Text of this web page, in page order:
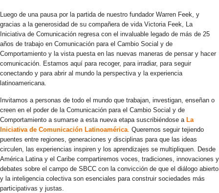
Luego de una pausa por la partida de nuestro fundador Warren Feek, y
gracias a la generosidad de su compañera de vida Victoria Feek, La
Iniciativa de Comunicación regresa con el invaluable legado de más de 25
años de trabajo en Comunicación para el Cambio Social y de
Comportamiento y la vista puesta en las nuevas maneras de pensar y hacer
comunicación. Estamos aquí para recoger, para irradiar, para seguir
conectando y para abrir al mundo la perspectiva y la experiencia
latinoamericana.
Invitamos a personas de todo el mundo que trabajan, investigan, enseñan o
creen en el poder de la Comunicación para el Cambio Social y de
Comportamiento a sumarse a esta nueva etapa suscribiéndose a La
Iniciativa de Comunicación Latinoamérica. Queremos seguir tejiendo
puentes entre regiones, generaciones y disciplinas para que las ideas
circulen, las experiencias inspiren y los aprendizajes se multipliquen. Desde
América Latina y el Caribe compartiremos voces, tradiciones, innovaciones y
debates sobre el campo de SBCC con la convicción de que el diálogo abierto
y la inteligencia colectiva son esenciales para construir sociedades más
participativas y justas.